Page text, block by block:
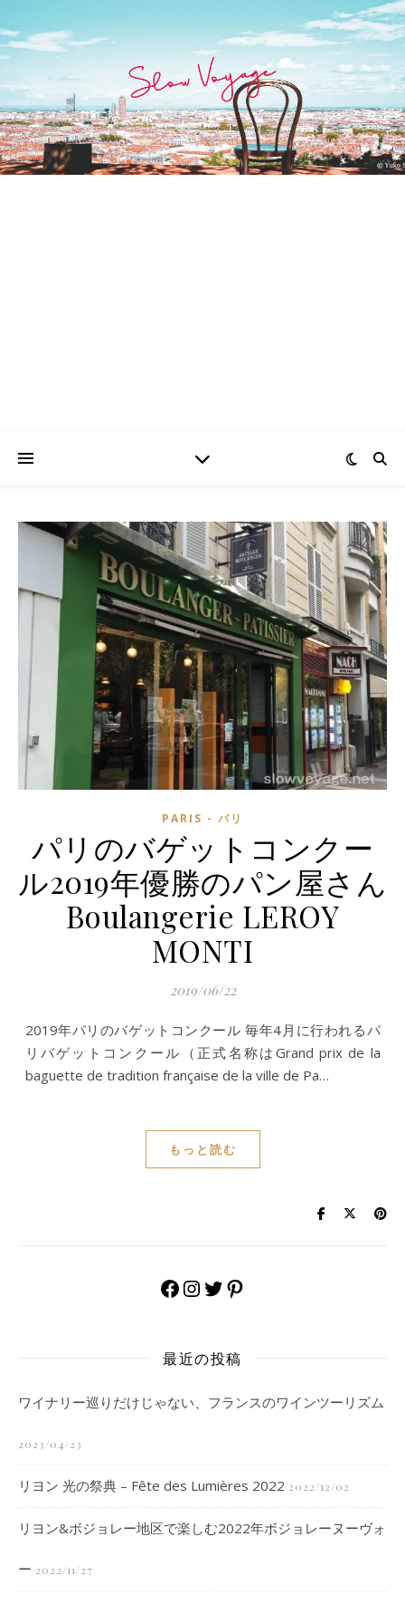
PARIS - パリ
パリのバゲットコンクー
ル2019年優勝のパン屋さん
Boulangerie LEROY
MONTI
2019/06/22
2019年パリのバゲットコンクール 毎年4月に行われるパ
リバゲットコンクール（正式名称はGrand prix de la
baguette de tradition française de la ville de Pa…
もっと読む
Facebook
Instagram
TwitterPinterest
最近の投稿
ワイナリー巡りだけじゃない、フランスのワインツーリズム
2023/04/23
リヨン 光の祭典 – Fête des Lumières 2022 2022/12/02
リヨン&ボジョレー地区で楽しむ2022年ボジョレーヌーヴォ
ー 2022/11/27